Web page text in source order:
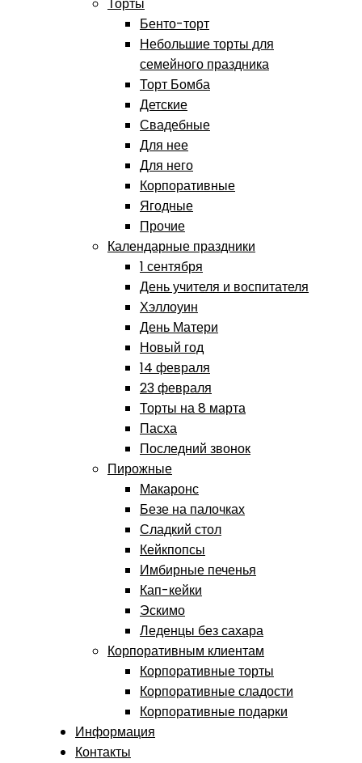
Торты
Бенто-торт
Небольшие торты для
семейного праздника
Торт Бомба
Детские
Свадебные
Для нее
Для него
Корпоративные
Ягодные
Прочие
Календарные праздники
1 сентября
День учителя и воспитателя
Хэллоуин
День Матери
Новый год
14 февраля
23 февраля
Торты на 8 марта
Пасха
Последний звонок
Пирожные
Макаронс
Безе на палочках
Сладкий стол
Кейкпопсы
Имбирные печенья
Кап-кейки
Эскимо
Леденцы без сахара
Корпоративным клиентам
Корпоративные торты
Корпоративные сладости
Корпоративные подарки
Информация
Контакты